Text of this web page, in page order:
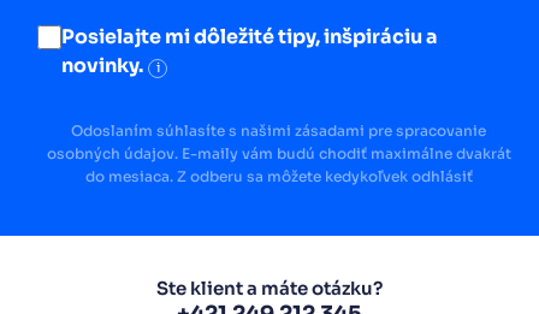
Posielajte mi dôležité tipy, inšpiráciu a
novinky.
i
Odoslaním súhlasíte s našimi zásadami pre spracovanie
osobných údajov. E-maily vám budú chodiť maximálne dvakrát
do mesiaca. Z odberu sa môžete kedykoľvek odhlásiť
Ste klient a máte otázku?